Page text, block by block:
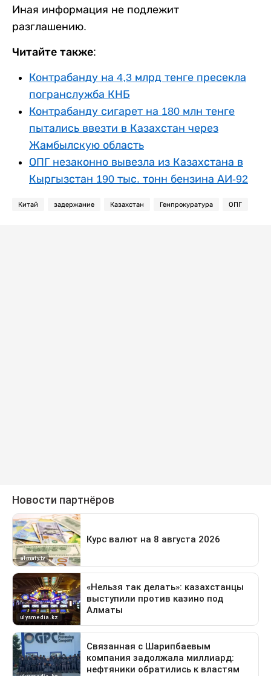
Иная информация не подлежит
разглашению.
Читайте также:
Контрабанду на 4,3 млрд тенге пресекла
погранслужба КНБ
Контрабанду сигарет на 180 млн тенге
пытались ввезти в Казахстан через
Жамбылскую область
ОПГ незаконно вывезла из Казахстана в
Кыргызстан 190 тыс. тонн бензина АИ-92
Китай задержание Казахстан Генпрокуратура ОПГ